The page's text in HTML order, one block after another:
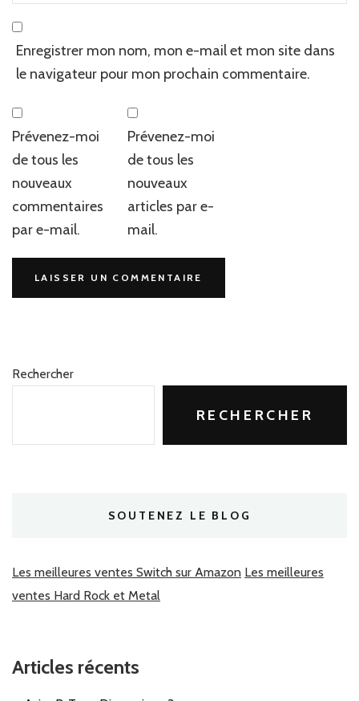
Enregistrer mon nom, mon e-mail et mon site dans
le navigateur pour mon prochain commentaire.
Prévenez-moi
de tous les
nouveaux
commentaires
par e-mail.
Prévenez-moi
de tous les
nouveaux
articles par e-
mail.
Rechercher
RECHERCHER
SOUTENEZ LE BLOG
Les meilleures ventes Switch sur Amazon Les meilleures
ventes Hard Rock et Metal
Articles récents